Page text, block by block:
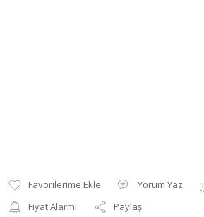
Yorum Yaz
Fiyat Alarmı
Paylaş